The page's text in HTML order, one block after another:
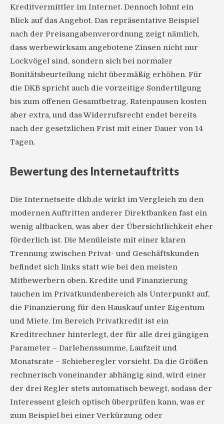
Kreditvermittler im Internet. Dennoch lohnt ein
Blick auf das Angebot. Das repräsentative Beispiel
nach der Preisangabenverordnung zeigt nämlich,
dass werbewirksam angebotene Zinsen nicht nur
Lockvögel sind, sondern sich bei normaler
Bonitätsbeurteilung nicht übermäßig erhöhen. Für
die DKB spricht auch die vorzeitige Sondertilgung
bis zum offenen Gesamtbetrag. Ratenpausen kosten
aber extra, und das Widerrufsrecht endet bereits
nach der gesetzlichen Frist mit einer Dauer von 14
Tagen.
Bewertung des Internetauftritts
Die Internetseite dkb.de wirkt im Vergleich zu den
modernen Auftritten anderer Direktbanken fast ein
wenig altbacken, was aber der Übersichtlichkeit eher
förderlich ist. Die Menüleiste mit einer klaren
Trennung zwischen Privat- und Geschäftskunden
befindet sich links statt wie bei den meisten
Mitbewerbern oben. Kredite und Finanzierung
tauchen im Privatkundenbereich als Unterpunkt auf,
die Finanzierung für den Hauskauf unter Eigentum
und Miete. Im Bereich Privatkredit ist ein
Kreditrechner hinterlegt, der für alle drei gängigen
Parameter – Darlehenssumme, Laufzeit und
Monatsrate – Schieberegler vorsieht. Da die Größen
rechnerisch voneinander abhängig sind, wird einer
der drei Regler stets automatisch bewegt, sodass der
Interessent gleich optisch überprüfen kann, was er
zum Beispiel bei einer Verkürzung oder